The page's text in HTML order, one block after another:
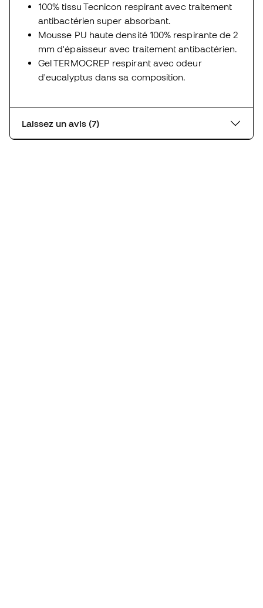
100% tissu Tecnicon respirant avec traitement
antibactérien super absorbant.
Mousse PU haute densité 100% respirante de 2
mm d'épaisseur avec traitement antibactérien.
Gel TERMOCREP respirant avec odeur
d'eucalyptus dans sa composition.
Laissez un avis (7)